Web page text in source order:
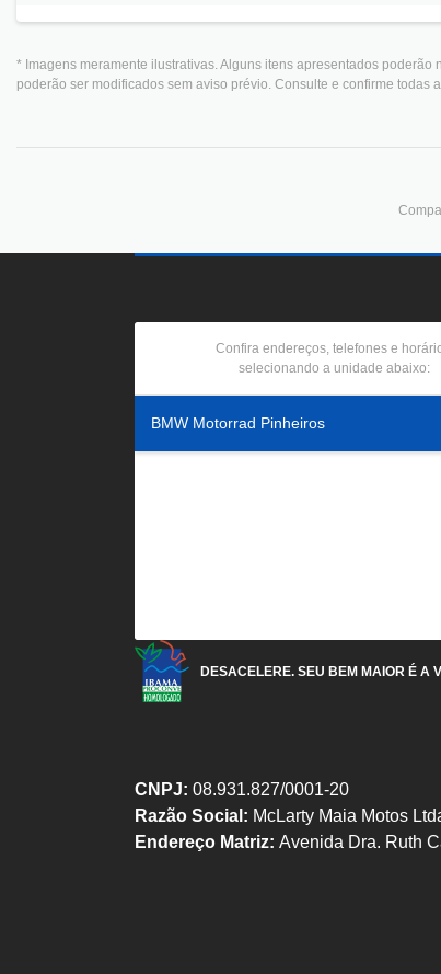
* Imagens meramente ilustrativas. Alguns itens apresentados
poderão ser modificados sem aviso prévio. Consulte e confirme todas
Confira endereços, telefones e
selecionando a unidade abaixo:
BMW Motorrad Pinheiros
DESACELERE. SEU BEM MAIOR É A
CNPJ: 08.931.827/0001-20
Razão Social: McLarty Maia Motos
Endereço Matriz: Avenida Dra. Ruth